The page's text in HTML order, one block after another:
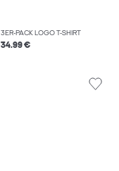
3ER-PACK LOGO T-SHIRT
34.99 €